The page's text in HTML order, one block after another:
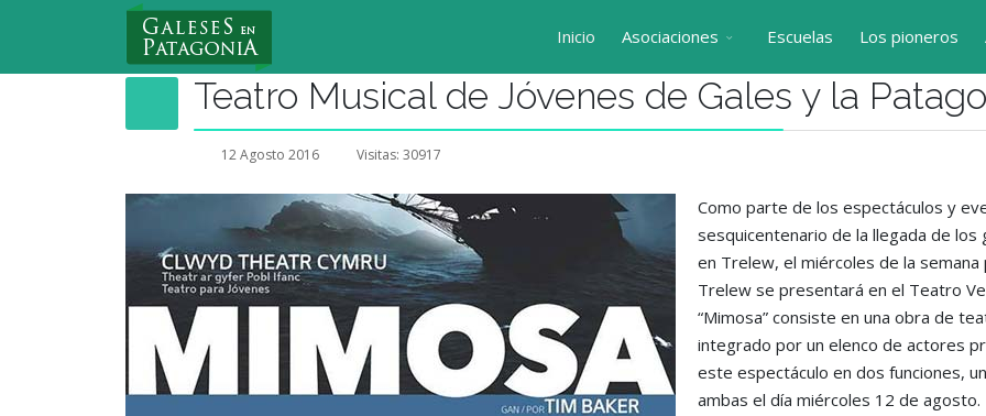
Inicio Asociaciones Escuelas Los pioneros
Nuevo Usuario
Teatro Musical de Jóvenes de Gales y la
12 Agosto 2016 Visitas: 30917
Como parte de los espectáculos y
sesquicentenario de la llegada de los
en Trelew, el miércoles de la
Trelew se presentará en el Teatro
“Mimosa” consiste en una obra de
integrado por un elenco de actores
este espectáculo en dos funciones,
ambas el día miércoles 12 de agosto.